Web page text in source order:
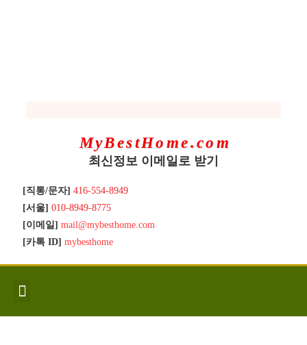
MyBestHome.com
최신정보 이메일로 받기
[직통/문자] 416-554-8949
[서울] 010-8949-8775
[이메일] mail@mybesthome.com
[카톡 ID] mybesthome